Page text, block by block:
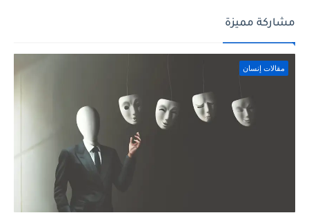
مشاركة مميزة
مقالات إنسان